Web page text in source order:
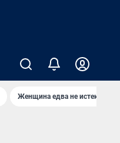
Женщина едва не истекла